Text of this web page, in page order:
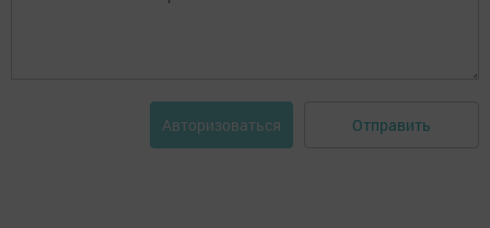
Авторизоваться Отправить